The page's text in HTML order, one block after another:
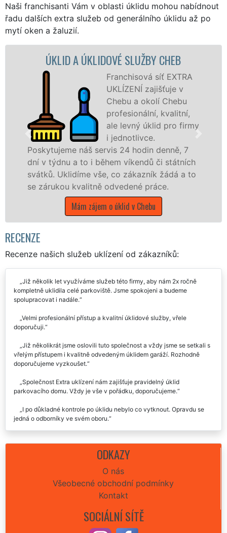
Naši franchisanti Vám v oblasti úklidu mohou nabídnout
řadu dalších extra služeb od generálního úklidu až po
mytí oken a žaluzií.
SLUŽBY CHEB
Franchisová síť EXTRA
UKLÍZENÍ zajišťuje v
Chebu a okolí Chebu
profesionální, kvalitní,
ale levný úklid pro firmy
i jednotlivce.
servis 24 hodin denně, 7
během víkendů či státních
vše, co zákazník žádá a to
odvedené práce.
ÚKLIDOVÁ
nabízíme pro
státní podniky,
Karlovarském
RECENZE
Recenze našich služeb uklízení od zákazníků:
Již několik let využíváme služeb této firmy, aby nám 2x ročně
kompletně uklidila celé parkoviště. Jsme spokojeni a budeme
spolupracovat i nadále.
Velmi profesionální přístup a kvalitní úklidové služby, vřele
doporučuji.
Již několikrát jsme oslovili tuto společnost a vždy jsme se setkali s
vřelým přístupem i kvalitně odvedeným úklidem garáží. Rozhodně
doporučujeme vyzkoušet.
Společnost Extra uklízení nám zajišťuje pravidelný úklid
parkovacího domu. Vždy je vše v pořádku, doporučujeme.
I po důkladné kontrole po úklidu nebylo co vytknout. Opravdu se
jedná o odborníky ve svém oboru.
budeme využívat i nadále. Velká spokojenost.
ODKAZY
O nás
Všeobecné obchodní podmínky
Kontakt
SOCIÁLNÍ SÍTĚ